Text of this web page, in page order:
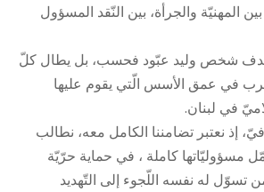
المهنيّة والجرأة، بين النّقد المسؤول
شخص وليد عبّود فحسب، بل يطال كلّ
في عمق الأسس الّتي يقوم عليها
في لبنان.
إذ نعتبر تضامننا الكامل معه، نطالب
مسؤوليّاتها كاملة ، في حماية حرّيّة
تسوّل له نفسه اللّجوء إلى التّهديد